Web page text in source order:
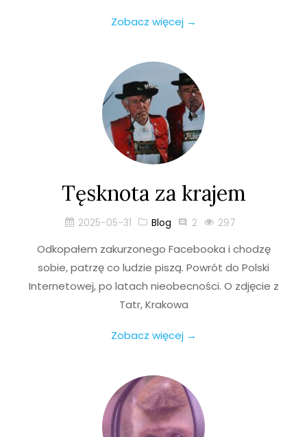
Zobacz więcej →
Tęsknota za krajem
2025-05-31 Blog 2 297
Odkopałem zakurzonego Facebooka i chodzę
sobie, patrzę co ludzie piszą. Powrót do Polski
Internetowej, po latach nieobecności. O zdjęcie z
Tatr, Krakowa
Zobacz więcej →